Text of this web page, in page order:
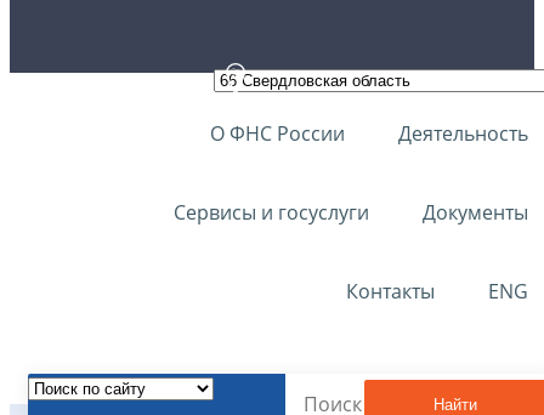
О ФНС России Деятельность
Сервисы и госуслуги Документы
Контакты ENG
Найти